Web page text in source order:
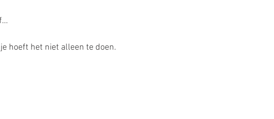
hoeft het niet alleen te doen.